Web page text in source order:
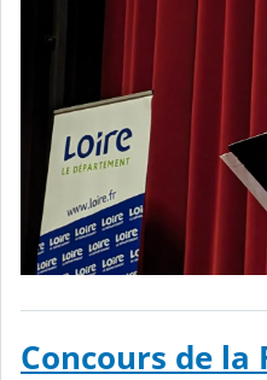
Concours de la